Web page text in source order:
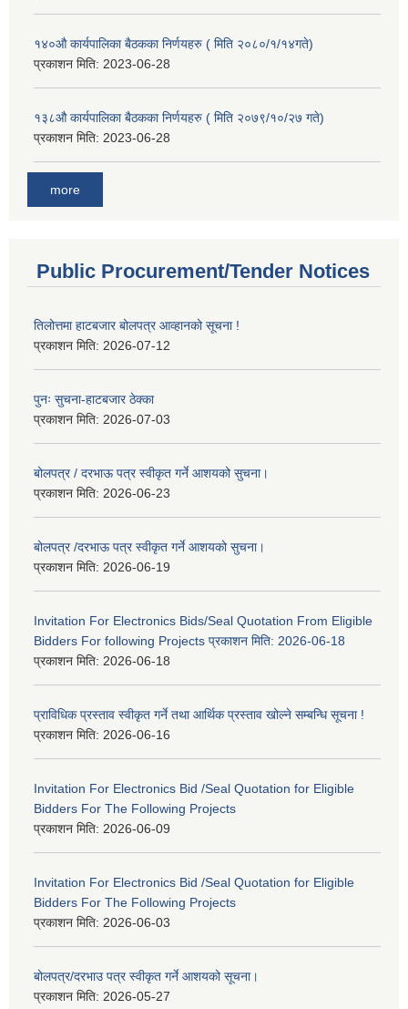
१४०औ कार्यपालिका बैठकका निर्णयहरु ( मिति २०८०/१/१४गते)
प्रकाशन मिति: 2023-06-28
१३८औ कार्यपालिका बैठकका निर्णयहरु ( मिति २०७९/१०/२७ गते)
प्रकाशन मिति: 2023-06-28
more
Public Procurement/Tender Notices
तिलोत्तमा हाटबजार बोलपत्र आव्हानको सूचना !
प्रकाशन मिति: 2026-07-12
पुनः सुचना-हाटबजार ठेक्का
प्रकाशन मिति: 2026-07-03
बोलपत्र / दरभाऊ पत्र स्वीकृत गर्ने आशयको सुचना।
प्रकाशन मिति: 2026-06-23
बोलपत्र /दरभाऊ पत्र स्वीकृत गर्ने आशयको सुचना।
प्रकाशन मिति: 2026-06-19
Invitation For Electronics Bids/Seal Quotation From Eligible
Bidders For following Projects प्रकाशन मिति: 2026-06-18
प्रकाशन मिति: 2026-06-18
प्राविधिक प्रस्ताव स्वीकृत गर्ने तथा आर्थिक प्रस्ताव खोल्ने सम्बन्धि सूचना !
प्रकाशन मिति: 2026-06-16
Invitation For Electronics Bid /Seal Quotation for Eligible
Bidders For The Following Projects
प्रकाशन मिति: 2026-06-09
Invitation For Electronics Bid /Seal Quotation for Eligible
Bidders For The Following Projects
प्रकाशन मिति: 2026-06-03
बोलपत्र/दरभाउ पत्र स्वीकृत गर्ने आशयको सूचना।
प्रकाशन मिति: 2026-05-27